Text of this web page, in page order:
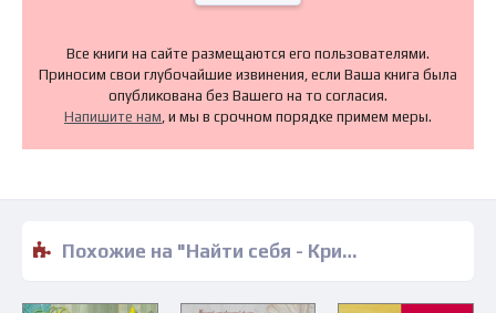
Все книги на сайте размещаются его пользователями.
Приносим свои глубочайшие извинения, если Ваша книга была
опубликована без Вашего на то согласия.
Напишите нам, и мы в срочном порядке примем меры.
Похожие на "Найти себя - Кристин Григ" книги читать бесплатно полные версии